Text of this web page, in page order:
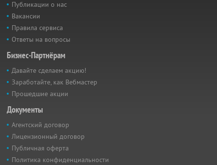
Публикации о нас
Вакансии
Правила сервиса
Ответы на вопросы
Бизнес-Партнёрам
Давайте сделаем акцию!
Заработайте, как Вебмастер
Прошедшие акции
Документы
Агентский договор
Лицензионный договор
Публичная оферта
Политика конфиденциальности